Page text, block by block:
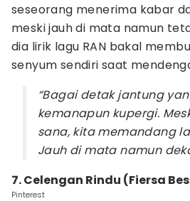
seseorang menerima kabar
meski jauh di mata namun
dia lirik lagu RAN bakal
senyum sendiri saat
“Bagai detak jantung
kemanapun kupergi.
sana, kita memandang
Jauh di mata namun
7. Celengan Rindu (Fiersa
Pinterest